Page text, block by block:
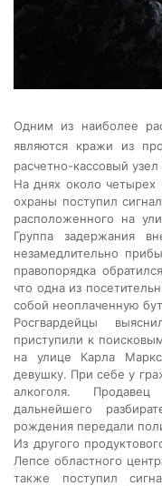
Одним из наиболее
являются кражи из
расчетно-кассовый
На днях около четырех
охраны поступил
расположенного на
Группа задержания
незамедлительно
правопорядка
что одна из
собой неоплаченную
Росгвардейцы
приступили к
на улице Карла
девушку. При себе у
алкоголя.
дальнейшего
рождения передали
Из другого
Лепсе областного
также поступил